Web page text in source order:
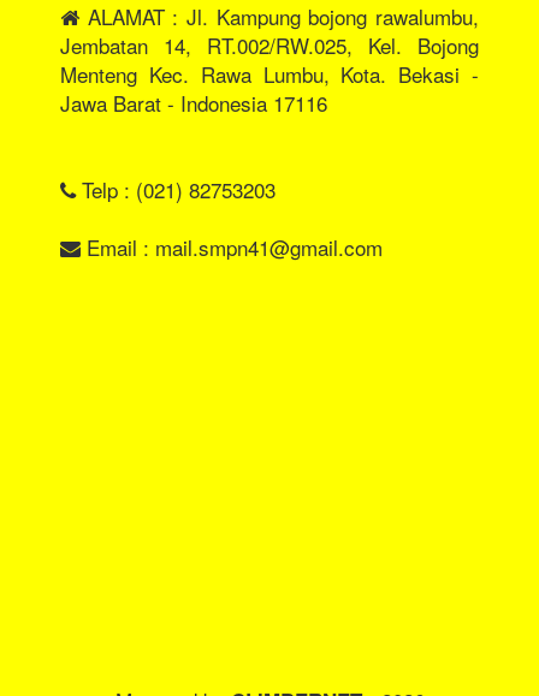
ALAMAT : Jl. Kampung bojong rawalumbu,
Jembatan 14, RT.002/RW.025, Kel. Bojong
Menteng Kec. Rawa Lumbu, Kota. Bekasi -
Jawa Barat - Indonesia 17116
Telp : (021) 82753203
Email : mail.smpn41@gmail.com